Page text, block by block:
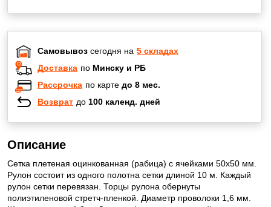
Самовывоз сегодня на 5 складах
Доставка по Минску и РБ
Рассрочка по карте до 8 мес.
Возврат до 100 календ. дней
Описание
Сетка плетеная оцинкованная (рабица) с ячейками 50х50 мм.
Рулон состоит из одного полотна сетки длиной 10 м. Каждый
рулон сетки перевязан. Торцы рулона обернуты
полиэтиленовой стретч-пленкой. Диаметр проволоки 1,6 мм.